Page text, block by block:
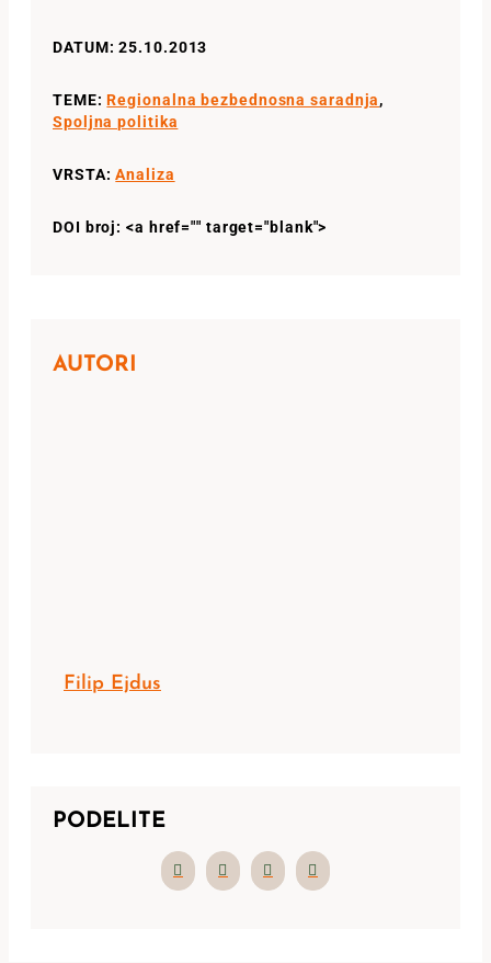
DATUM: 25.10.2013
TEME:Regionalna bezbednosna saradnja,
Spoljna politika
VRSTA:Analiza
DOI broj: <a href="" target="blank">
AUTORI
Filip Ejdus
PODELITE